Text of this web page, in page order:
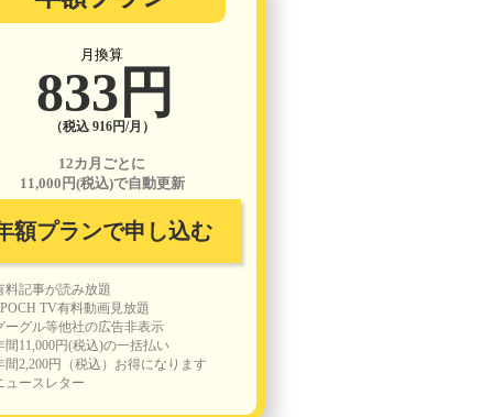
月換算
833円
（税込 916円/月）
12カ月ごとに
11,000円(税込)で自動更新
額プランで申し込む
料記事が読み放題
TV有料動画見放題
ーグル等他社の広告非表示
間11,000円(税込)の一括払い
間2,200円（税込）お得になります
ュースレター